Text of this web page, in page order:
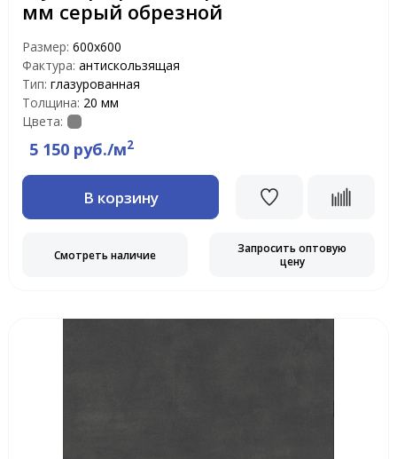
мм серый обрезной
Размер: 600х600
Фактура: антискользящая
Тип: глазурованная
Толщина: 20 мм
Цвета:
5 150 руб./м2
В корзину
Смотреть наличие
Запросить оптовую
цену